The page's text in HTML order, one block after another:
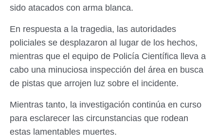
sido atacados con arma blanca.
En respuesta a la tragedia, las autoridades
policiales se desplazaron al lugar de los hechos,
mientras que el equipo de Policía Científica lleva a
cabo una minuciosa inspección del área en busca
de pistas que arrojen luz sobre el incidente.
Mientras tanto, la investigación continúa en curso
para esclarecer las circunstancias que rodean
estas lamentables muertes.